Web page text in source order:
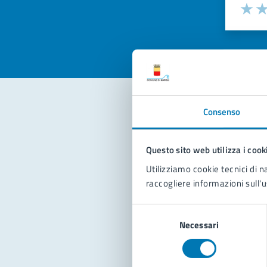
Consenso
Questo sito web utilizza i
Utilizziamo cookie tecnici di
raccogliere informazioni
Necessari
Valuta